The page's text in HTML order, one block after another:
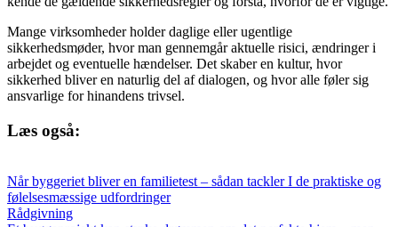
Mange virksomheder holder daglige eller ugentlige
sikkerhedsmøder, hvor man gennemgår aktuelle risici, ændringer i
arbejdet og eventuelle hændelser. Det skaber en kultur, hvor
sikkerhed bliver en naturlig del af dialogen, og hvor alle føler sig
ansvarlige for hinandens trivsel.
Læs også:
Når byggeriet bliver en familietest – sådan tackler I de praktiske og
følelsesmæssige udfordringer
Rådgivning